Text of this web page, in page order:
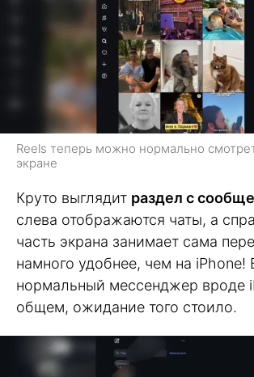
Reels теперь можно нормально
экране
Круто выглядит раздел с
слева отображаются чаты, а
часть экрана занимает сама
намного удобнее, чем на iPhone!
нормальный мессенджер вроде
общем, ожидание того стоило.